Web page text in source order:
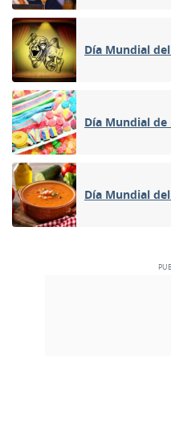
Día Mundial
Día Mundial de
Día Mundial